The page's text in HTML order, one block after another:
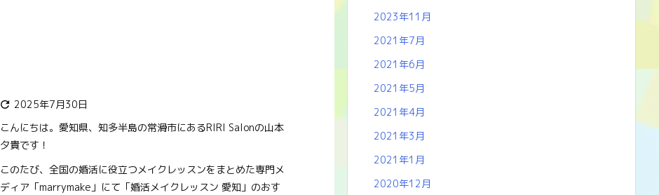
 2025年7月30日
こんにちは。愛知県、知多半島の常滑市にあるRIRI Salonの山本
夕貴です！
このたび、全国の婚活に役立つメイクレッスンをまとめた専門メ
ディア「marrymake」にて「婚活メイクレッスン 愛知」のおす
2023年11月
2021年7月
2021年6月
2021年5月
2021年4月
2021年3月
2021年1月
2020年12月